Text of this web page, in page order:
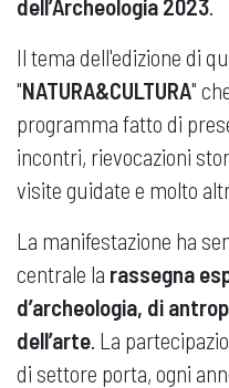
dell’Archeologia 2023
Il tema dell'edizione di
"NATURA&CULTURA"
programma fatto di
incontri, rievocazioni
visite guidate e molto
La manifestazione ha
centrale la rassegna
d’archeologia, di
dell’arte . La
di settore porta, ogni